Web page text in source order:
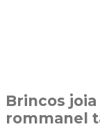
Brincos
rommanel